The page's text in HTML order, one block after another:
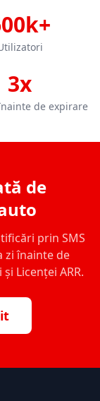
3x
de expirare
de
prin SMS
zi înainte de
Licenței ARR.